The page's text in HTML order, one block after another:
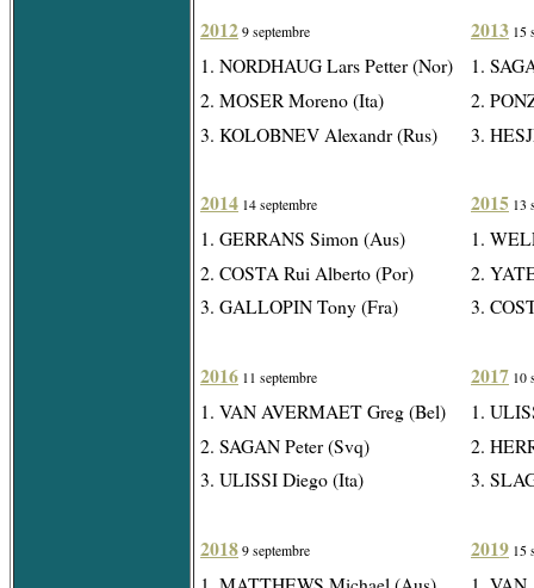
2012 9 septembre
1. NORDHAUG Lars Petter (Nor)
2. MOSER Moreno (Ita)
3. KOLOBNEV Alexandr (Rus)
2014 14 septembre
1. GERRANS Simon (Aus)
2. COSTA Rui Alberto (Por)
3. GALLOPIN Tony (Fra)
2016 11 septembre
1. VAN AVERMAET Greg (Bel)
2. SAGAN Peter (Svq)
3. ULISSI Diego (Ita)
2018 9 septembre
2013 15
1.
2.
3.
2015 13
1.
2.
3.
2017 10
1.
2.
3.
2019 15